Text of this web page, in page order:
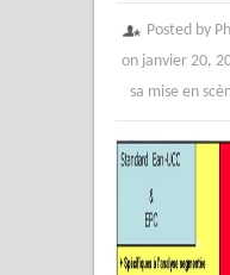
Posted by
on janvier 20,
sa mise en